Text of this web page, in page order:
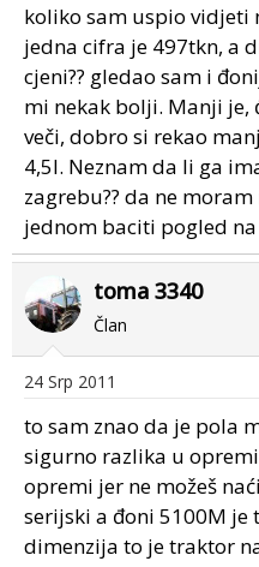
koliko sam uspio vidjeti
jedna cifra je 497tkn, a
cjeni?? gledao sam i
mi nekak bolji. Manji
veči, dobro si rekao
4,5l. Neznam da li ga
zagrebu?? da ne
jednom baciti pogled na
toma 3340
Član
24 Srp 2011
to sam znao da je pola
sigurno razlika u
opremi jer ne možeš
serijski a đoni 5100M je
dimenzija to je traktor